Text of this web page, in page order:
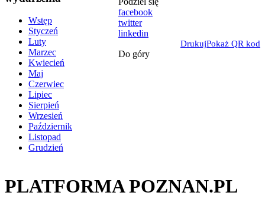
Wstęp
Styczeń
Luty
Marzec
Kwiecień
Maj
Czerwiec
Lipiec
Sierpień
Wrzesień
Październik
Listopad
Grudzień
facebook
twitter
linkedin
DrukujPokaż QR kod
Do góry
PLATFORMA POZNAN.PL